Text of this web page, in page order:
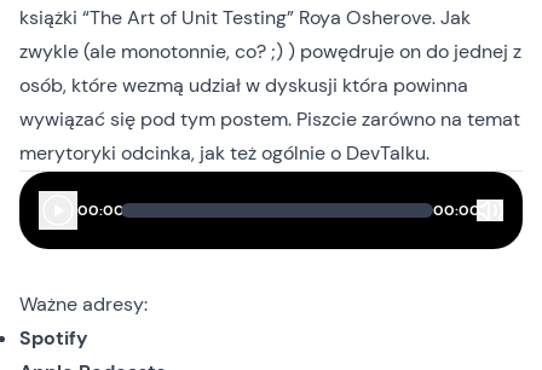
książki “The Art of Unit Testing” Roya Osherove. Jak
zwykle (ale monotonnie, co? ;) ) powędruje on do jednej z
osób, które wezmą udział w dyskusji która powinna
wywiązać się pod tym postem. Piszcie zarówno na temat
merytoryki odcinka, jak też ogólnie o DevTalku.
00:00 00:00
Ważne adresy:
Spotify